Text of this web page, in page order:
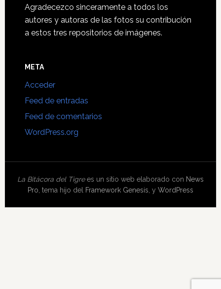
Agradecezco sinceramente a todos los
autores y autoras de las fotos su contribución
a estos tres repositorios de imágenes.
META
Acceder
Feed de entradas
Feed de comentarios
WordPress.org
La Bitácora del Tigrees un sitio web elaborado con News
Pro , tema hijo del Framework Genesis , y WordPress